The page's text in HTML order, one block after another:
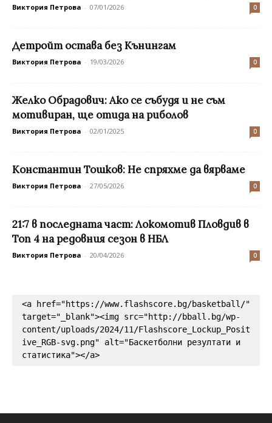
Виктория Петрова - 07/01/2026 0
Детройт остава без Кънингам
Виктория Петрова - 19/03/2026 0
Желко Обрадович: Ако се събудя и не съм
мотивиран, ще отида на риболов
Виктория Петрова - 02/01/2025 0
Константин Тошков: Не спряхме да вярваме
Виктория Петрова - 27/05/2026 0
21:7 в последната част: Локомотив Пловдив в
Топ 4 на редовния сезон в НБЛ
Виктория Петрова - 20/04/2026 0
<a href="https://www.flashscore.bg/basketball/"
target="_blank"><img src="http://bball.bg/wp-
content/uploads/2024/11/Flashscore_Lockup_Posit
ive_RGB-svg.png" alt="Баскетболни резултати и
статистика"></a>